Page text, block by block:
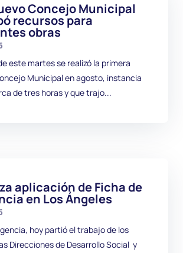
Concejo Municipal
recursos para
obras
este martes se realizó la primera
Municipal en agosto, instancia
de tres horas y que trajo...
aplicación de Ficha de
en Los Ángeles
hoy partió el trabajo de los
Direcciones de Desarrollo Social y